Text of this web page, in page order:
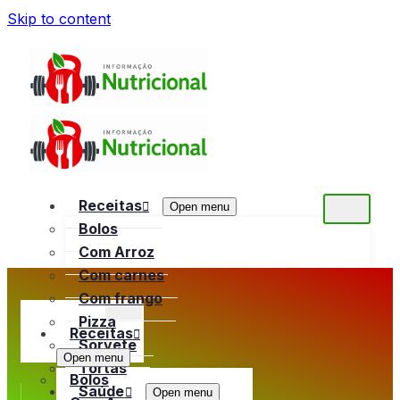
Skip to content
Receitas Open menu
Bolos
Com Arroz
Com carnes
Com frango
Pizza
Sorvete
Tortas
Saúde
Open menu
Receitas
Open menu
Bolos